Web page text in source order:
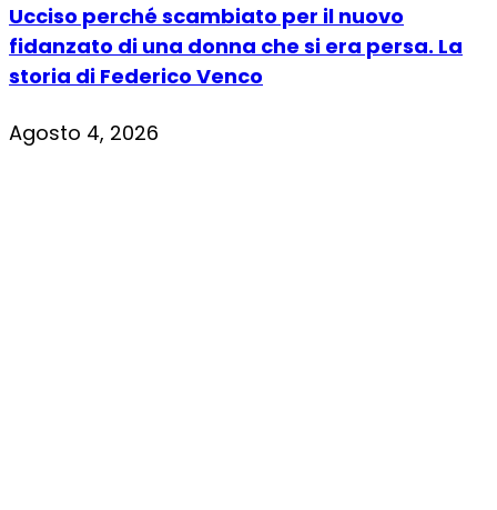
Ucciso perché scambiato per il nuovo
fidanzato di una donna che si era persa. La
storia di Federico Venco
Agosto 4, 2026